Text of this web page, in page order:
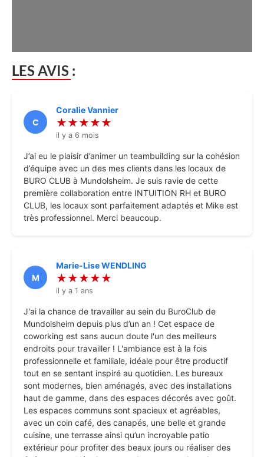
LES AVIS :
C
Coralie Vannier
★★★★★
il y a 6 mois
J’ai eu le plaisir d’animer un teambuilding sur la cohésion
d’équipe avec un des mes clients dans les locaux de
BURO CLUB à Mundolsheim. Je suis ravie de cette
première collaboration entre INTUITION RH et BURO
CLUB, les locaux sont parfaitement adaptés et Mike est
très professionnel. Merci beaucoup.
M
Marie-Lise WENDLING
★★★★★
il y a 1 ans
J'ai la chance de travailler au sein du BuroClub de
Mundolsheim depuis plus d’un an ! Cet espace de
coworking est sans aucun doute l'un des meilleurs
endroits pour travailler ! L'ambiance est à la fois
professionnelle et familiale, idéale pour être productif
tout en se sentant inspiré au quotidien. Les bureaux
sont modernes, bien aménagés, avec des installations
haut de gamme, dans des espaces décorés avec goût.
Les espaces communs sont spacieux et agréables,
avec un coin café, des canapés, une belle et grande
cuisine, une terrasse ainsi qu’un incroyable patio
extérieur pour profiter des beaux jours ou réaliser des